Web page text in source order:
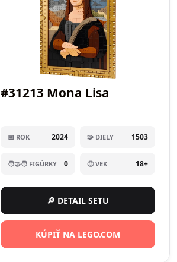
#31213 Mona Lisa
📅 ROK 2024 🧩 DIELY 1503
🧑‍🤝‍🧑 FIGÚRKY 0 🙂 VEK 18+
🔎 DETAIL SETU
KÚPIŤ NA LEGO.COM